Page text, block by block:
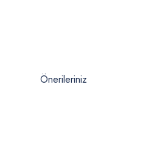
Önerileriniz